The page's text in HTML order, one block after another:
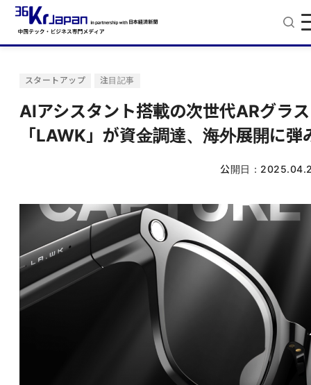
スタートアップ 注目記事
AIアシスタント搭載の次世代ARグラス
「LAWK」が資金調達、海外展開に弾
公開日：